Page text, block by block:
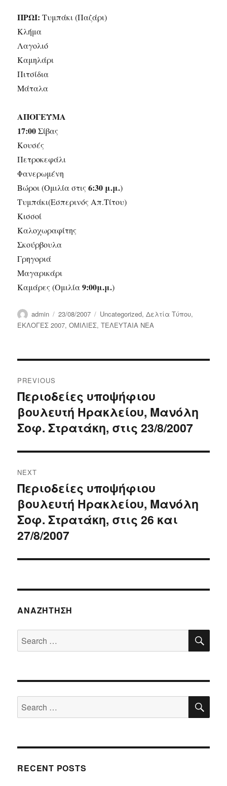
ΠΡΩΙ:Τυμπάκι (Παζάρι)
Κλήμα
Λαγολιό
Καμηλάρι
Πιτσίδια
Μάταλα
ΑΠΟΓΕΥΜΑ
17:00Σίβας
Κουσές
Πετροκεφάλι
Φανερωμένη
Βώροι (Ομιλία στις6:30 μ.μ.)
Τυμπάκι(Εσπερινός Απ.Τίτου)
Κισσοί
Καλοχωραφίτης
Σκούρβουλα
Γρηγοριά
Μαγαρικάρι
Καμάρες (Ομιλία9:00μ.μ.)
Author
admin
Posted
on
23/08/2007 Categories
Uncategorized,Δελτία Τύπου,
ΕΚΛΟΓΕΣ 2007,ΟΜΙΛΙΕΣ,ΤΕΛΕΥΤΑΙΑ ΝΕΑ
navigation
PREVIOUS
Previous
post:
Περιοδείες υποψήφιου
βουλευτή Ηρακλείου, Μανόλη
Σοφ. Στρατάκη, στις 23/8/2007
NEXT
Next
post:
Περιοδείες υποψήφιου
βουλευτή Ηρακλείου, Μανόλη
Σοφ. Στρατάκη, στις 26 και
27/8/2007
ΑΝΑΖΉΤΗΣΗ
Search
for:
Search
for:
RECENT POSTS